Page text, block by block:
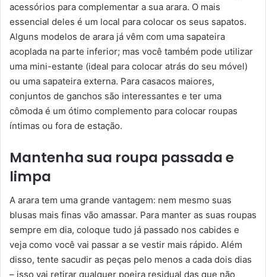
acessórios para complementar a sua arara. O mais
essencial deles é um local para colocar os seus sapatos.
Alguns modelos de arara já vêm com uma sapateira
acoplada na parte inferior; mas você também pode utilizar
uma mini-estante (ideal para colocar atrás do seu móvel)
ou uma sapateira externa. Para casacos maiores,
conjuntos de ganchos são interessantes e ter uma
cômoda é um ótimo complemento para colocar roupas
íntimas ou fora de estação.
Mantenha sua roupa passada e
limpa
A arara tem uma grande vantagem: nem mesmo suas
blusas mais finas vão amassar. Para manter as suas roupas
sempre em dia, coloque tudo já passado nos cabides e
veja como você vai passar a se vestir mais rápido. Além
disso, tente sacudir as peças pelo menos a cada dois dias
– isso vai retirar qualquer poeira residual das que não